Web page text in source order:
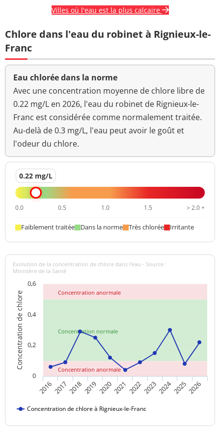
Villes où l'eau est la plus calcaire
Chlore dans l'eau du robinet à Rignieux-le-
Franc
Eau chlorée dans la norme
Avec une concentration moyenne de chlore libre de
0.22 mg/L en 2026, l'eau du robinet de Rignieux-le-
Franc est considérée comme normalement traitée.
Au-delà de 0.3 mg/L, l'eau peut avoir le goût et
l'odeur du chlore.
0.22 mg/L
0.0 0.5 1.0 1.5 > 2.0 +
Faiblement traitée Dans la norme Très chlorée Irritante
Concentration normale
Concentration anormale
Concentration anormale
Concentration de chlore
Evolution de la concentration de chlore dans l'eau - Source :
Ministère de la Santé
Concentration de chlore à Rignieux-le-Franc
20162017 2018201920202021 20222023202420252026
0
0,2
0,4
0,6